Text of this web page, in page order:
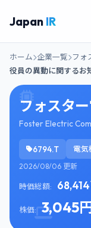
Japan IR
ホーム 企業一覧
フォ
役員の異動に関するお
フォスタ
Foster Electric
6794.T 電気
2026/08/06 更新
時価総額:
株価: 3,045